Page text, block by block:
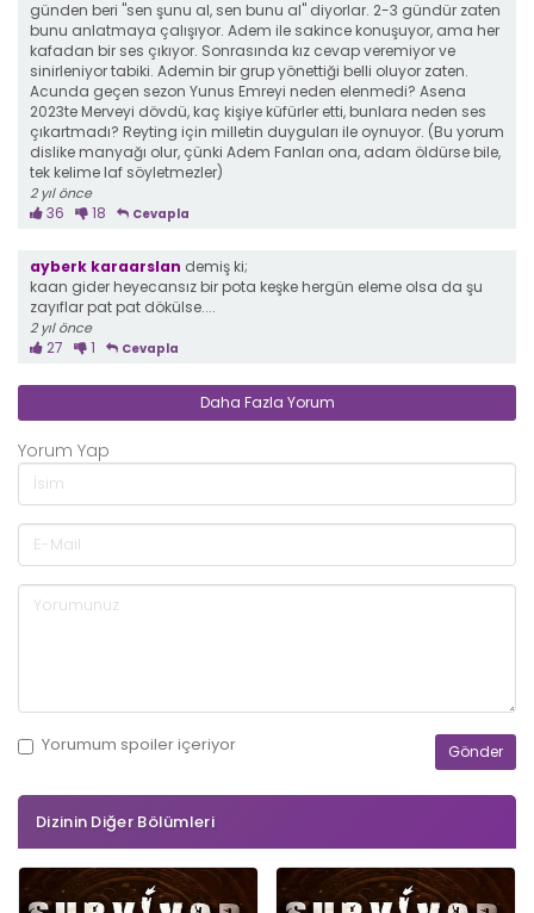
günden beri "sen şunu al, sen bunu al" diyorlar. 2-3 gündür zaten
bunu anlatmaya çalışıyor. Adem ile sakince konuşuyor, ama her
kafadan bir ses çıkıyor. Sonrasında kız cevap veremiyor ve
sinirleniyor tabiki. Ademin bir grup yönettiği belli oluyor zaten.
Acunda geçen sezon Yunus Emreyi neden elenmedi? Asena
2023te Merveyi dövdü, kaç kişiye küfürler etti, bunlara neden ses
çıkartmadı? Reyting için milletin duyguları ile oynuyor. (Bu yorum
dislike manyağı olur, çünki Adem Fanları ona, adam öldürse bile,
tek kelime laf söyletmezler)
2 yıl önce
36 18 Cevapla
ayberk karaarslan demiş ki;
kaan gider heyecansız bir pota keşke hergün eleme olsa da şu
zayıflar pat pat dökülse....
2 yıl önce
27 1 Cevapla
Daha Fazla Yorum
Yorum Yap
Yorumum spoileriçeriyor
Dizinin Diğer Bölümleri